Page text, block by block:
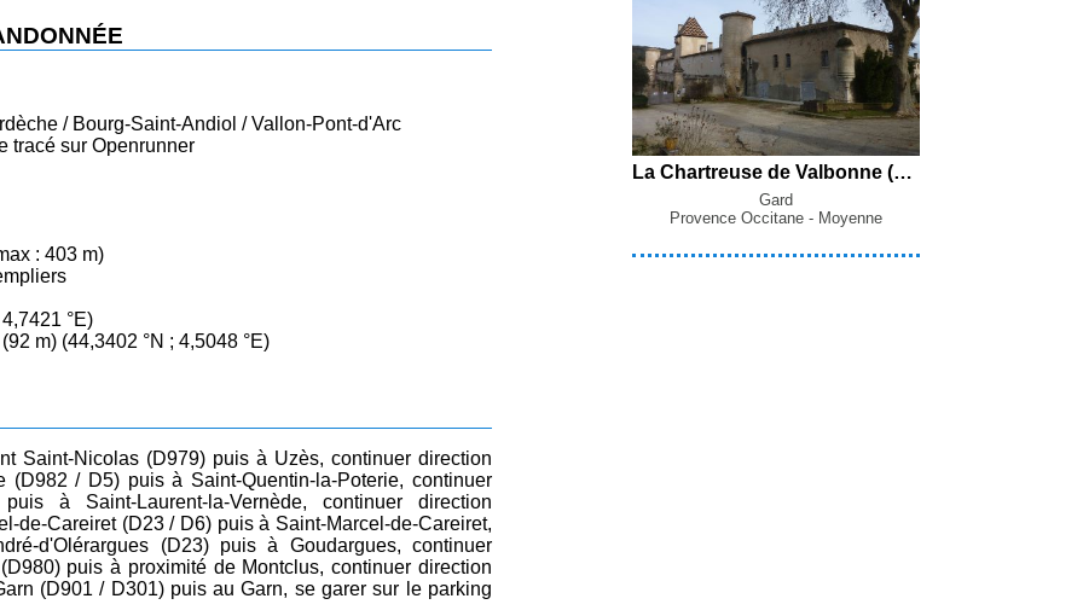
/ Bourg-Saint-Andiol / Vallon-Pont-d'Arc
tracé sur Openrunner
: 403 m)
°E)
m) (44,3402 °N ; 4,5048 °E)
Saint-Nicolas (D979) puis à Uzès, continuer direction
(D982 / D5) puis à Saint-Quentin-la-Poterie, continuer
à Saint-Laurent-la-Vernède, continuer direction
de-Careiret (D23 / D6) puis à Saint-Marcel-de-Careiret,
d'Olérargues (D23) puis à Goudargues, continuer
puis à proximité de Montclus, continuer direction
(D901 / D301) puis au Garn, se garer sur le parking
La Chartreuse de Valbonne (212 m) en boucle par la Croix du Rat, Saint-Paulet-de-Caisson, le Chemin de Saint-Jean et le Bois de Sagnés depuis Carsan
Gard
Provence Occitane - Moyenne